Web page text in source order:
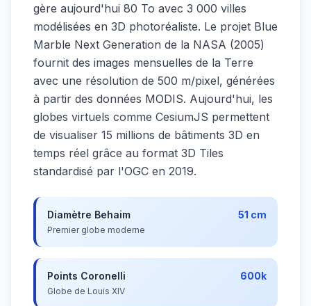
gère aujourd'hui 80 To avec 3 000 villes
modélisées en 3D photoréaliste. Le projet Blue
Marble Next Generation de la NASA (2005)
fournit des images mensuelles de la Terre
avec une résolution de 500 m/pixel, générées
à partir des données MODIS. Aujourd'hui, les
globes virtuels comme CesiumJS permettent
de visualiser 15 millions de bâtiments 3D en
temps réel grâce au format 3D Tiles
standardisé par l'OGC en 2019.
Diamètre Behaim 51 cm
Premier globe moderne
Points Coronelli 600k
Globe de Louis XIV